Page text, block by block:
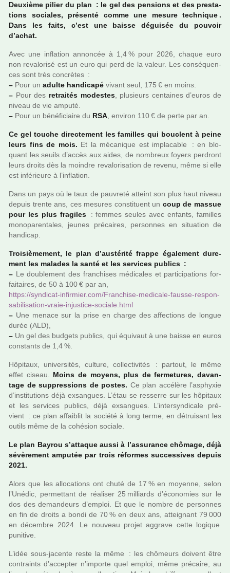
Deuxième pilier du plan : le gel des pen­sions et des pres­ta­
tions socia­les, pré­senté comme une mesure tech­ni­que .
Dans les faits, c’est une baisse dégui­sée du pou­voir
d’achat.
Avec une infla­tion annon­cée à 1,4 % pour 2026, chaque euro
non reva­lo­risé est un euro qui perd de la valeur. Les consé­quen­
ces sont très concrè­tes :
– Pour un adulte han­di­capé vivant seul, 175 € en moins.
– Pour des retrai­tés modes­tes, plu­sieurs cen­tai­nes d’euros de
niveau de vie amputé.
– Pour un béné­fi­ciaire du RSA , envi­ron 110 € de perte par an.
Ce gel touche direc­te­ment les famil­les qui bou­clent à peine
leurs fins de mois. Et la méca­ni­que est impla­ca­ble : en blo­
quant les seuils d’accès aux aides, de nom­breux foyers per­dront
leurs droits dès la moin­dre reva­lo­ri­sa­tion de revenu, même si elle
est infé­rieure à l’infla­tion.
Dans un pays où le taux de pau­vreté atteint son plus haut niveau
depuis trente ans, ces mesu­res cons­ti­tuent un coup de massue
pour les plus fra­gi­les: femmes seules avec enfants, famil­les
mono­pa­ren­ta­les, jeunes pré­cai­res, per­son­nes en situa­tion de
han­di­cap.
Troisièmement, le plan d’aus­té­rité frappe également dure­
ment les mala­des la santé et les ser­vi­ces publics :
– Le dou­ble­ment des fran­chi­ses médi­ca­les et par­ti­ci­pa­tions for­
fai­tai­res, de 50 à 100 € par an,
https://syn­di­cat-infir­mier.com/Franchise-medi­cale-fausse-res­pon­
sa­bi­li­sa­tion-vraie-injus­tice-sociale.html
– Une menace sur la prise en charge des affec­tions de longue
durée (ALD),
– Un gel des bud­gets publics, qui équivaut à une baisse en euros
cons­tants de 1,4 %.
Hôpitaux, uni­ver­si­tés, culture, col­lec­ti­vi­tés : par­tout, le même
effet ciseau. Moins de moyens, plus de fer­me­tu­res, davan­
tage de sup­pres­sions de postes. Ce plan accé­lère l’asphyxie
d’ins­ti­tu­tions déjà exsan­gues. L’étau se res­serre sur les hôpi­taux
et les ser­vi­ces publics, déjà exsan­gues. L’inter­syn­di­cale pré­
vient : ce plan affai­blit la société à long terme, en détrui­sant les
outils même de la cohé­sion sociale.
Le plan Bayrou s’atta­que aussi à l’assu­rance chô­mage, déjà
sévè­re­ment ampu­tée par trois réfor­mes suc­ces­si­ves depuis
2021.
Alors que les allo­ca­tions ont chuté de 17 % en moyenne, selon
l’Unédic, per­met­tant de réa­li­ser 25 ­mil­liards d’économies sur le
dos des deman­deurs d’emploi. Et que le nombre de per­son­nes
en fin de droits a bondi de 70 % en deux ans, attei­gnant 79 000
en décem­bre 2024. Le nou­veau projet aggrave cette logi­que
puni­tive.
L’idée sous-jacente reste la même : les chô­meurs doi­vent être
contraints d’accep­ter n’importe quel emploi, même pré­caire, au